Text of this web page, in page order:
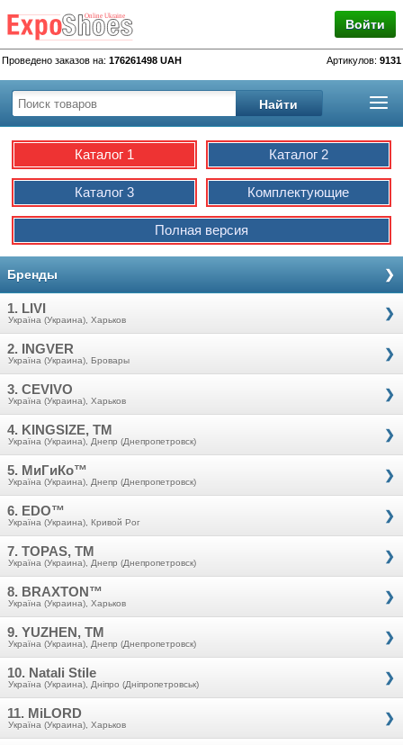
Войти
Проведено заказов на: 176261498 UAH Артикулов: 9131
Каталог 1 Каталог 2
Каталог 3 Комплектующие
Полная версия
Бренды
1. LIVI
Україна (Украина), Харьков
2. INGVER
Україна (Украина), Бровары
3. CEVIVO
Україна (Украина), Харьков
4. KINGSIZE, TM
Україна (Украина), Днепр (Днепропетровск)
5. МиГиКо™
Україна (Украина), Днепр (Днепропетровск)
6. EDO™
Україна (Украина), Кривой Рог
7. TOPAS, TM
Україна (Украина), Днепр (Днепропетровск)
8. BRAXTON™
Україна (Украина), Харьков
9. YUZHEN, TM
Україна (Украина), Днепр (Днепропетровск)
10. Natali Stile
Україна (Украина), Дніпро (Дніпропетровськ)
11. MiLORD
Україна (Украина), Харьков